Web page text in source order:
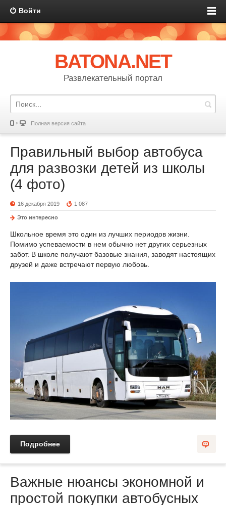
Войти
BATONA.NET
Развлекательный портал
Полная версия сайта
Правильный выбор автобуса
для развозки детей из школы
(4 фото)
16 декабря 2019 1 087
Это интересно
Школьное время это один из лучших периодов жизни.
Помимо успеваемости в нем обычно нет других серьезных
забот. В школе получают базовые знания, заводят настоящих
друзей и даже встречают первую любовь.
Подробнее
Важные нюансы экономной и
простой покупки автобусных